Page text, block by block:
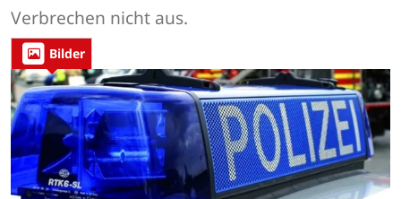
Verbrechen nicht aus.
Bilder